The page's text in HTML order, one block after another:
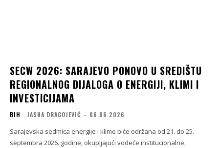
SECW 2026: SARAJEVO PONOVO U SREDIŠTU
REGIONALNOG DIJALOGA O ENERGIJI, KLIMI I
INVESTICIJAMA
BIH JASNA DRAGOJEVIĆ - 06.06.2026
Sarajevska sedmica energije i klime biće održana od 21. do 25.
septembra 2026. godine, okupljajući vodeće institucionalne,